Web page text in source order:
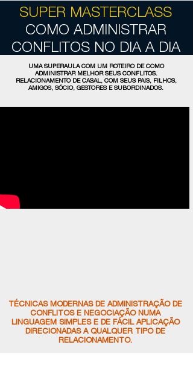
TÉCNICAS MODERNAS DE ADMINISTRAÇÃO DE
CONFLITOS E NEGOCIAÇÃO NUMA
LINGUAGEM SIMPLES E DE FÁCIL APLICAÇÃO
DIRECIONADAS A QUALQUER TIPO DE
RELACIONAMENTO.
UMA SUPERAULA COM UM ROTEIRO DE COMO
ADMINISTRAR MELHOR SEUS CONFLITOS.
RELACIONAMENTO DE CASAL, COM SEUS PAIS, FILHOS,
AMIGOS, SÓCIO, GESTORES E SUBORDINADOS.
SUPER MASTERCLASS
COMO ADMINISTRAR
CONFLITOS NO DIA A DIA